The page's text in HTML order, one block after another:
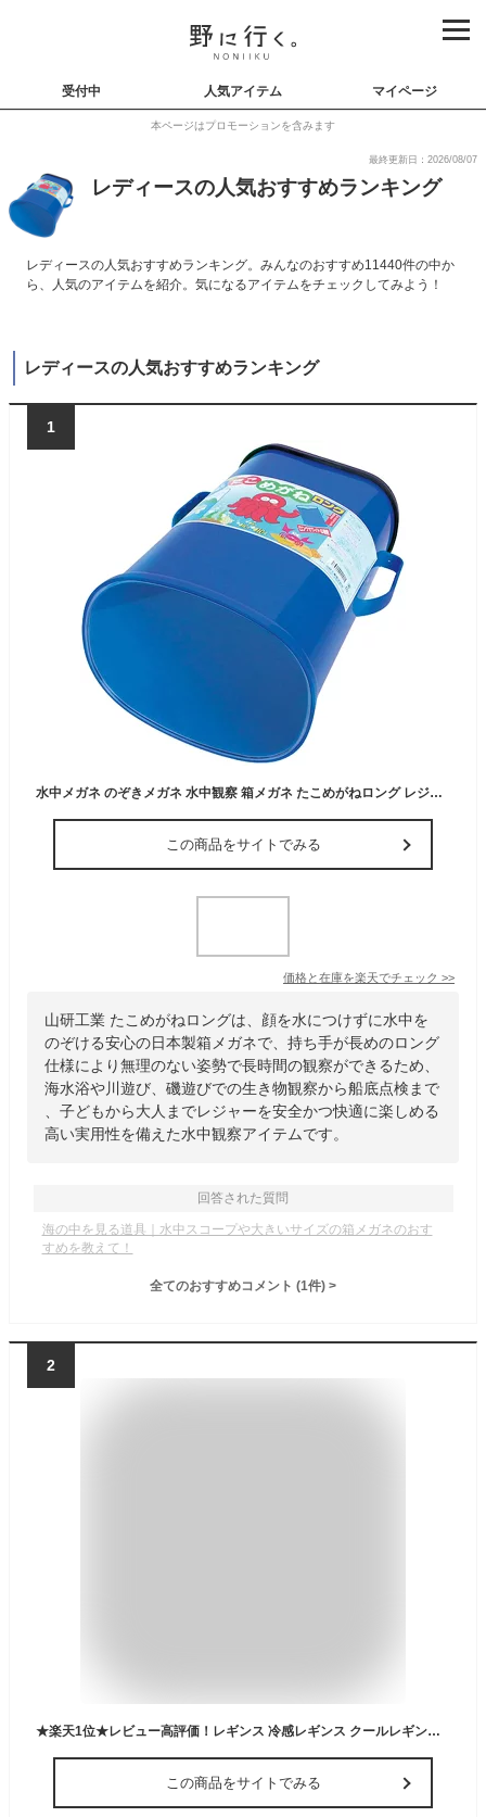
受付中 人気アイテム マイページ
本ページはプロモーションを含みます
最終更新日：2026/08/07
レディースの人気おすすめランキング
レディースの人気おすすめランキング。みんなのおすすめ11440件の中か
ら、人気のアイテムを紹介。気になるアイテムをチェックしてみよう！
レディースの人気おすすめランキング
1
水中メガネ のぞきメガネ 水中観察 箱メガネ たこめがねロング レジャー キャンプ 海水浴 磯遊び 川遊び 船底点検 日本製 山研工業
この商品をサイトでみる
価格と在庫を楽天でチェック >>
山研工業 たこめがねロングは、顔を水につけずに水中を
のぞける安心の日本製箱メガネで、持ち手が長めのロング
仕様により無理のない姿勢で長時間の観察ができるため、
海水浴や川遊び、磯遊びでの生き物観察から船底点検まで
、子どもから大人までレジャーを安全かつ快適に楽しめる
高い実用性を備えた水中観察アイテムです。
回答された質問
海の中を見る道具｜水中スコープや大きいサイズの箱メガネのおす
すめを教えて！
全てのおすすめコメント (1件) >
2
★楽天1位★レビュー高評価！レギンス 冷感レギンス クールレギンス 冷感スパッツ 夏用 クール ひんやり 涼感レギンス 美脚 吸汗速乾 薄手 接触冷感 UVカット 締め付けない インナー タイツ レギンスパンツ ツルツル 7分丈 9分丈 涼しい COOL 夏用 スポーツ ヨガ アウトドア
この商品をサイトでみる